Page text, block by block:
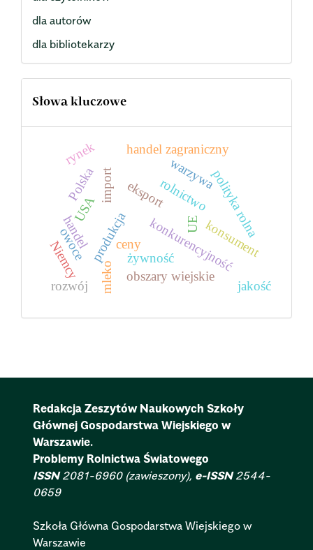
dla autorów
dla bibliotekarzy
Słowa kluczowe
rolnictwo
eksport
import
produkcja
Polska
handel zagraniczny
konkurencyjność
obszary wiejskie
ceny
polityka rolna
UE
handel
rynek
żywność konsument
owoce
mleko
rozwój
warzywa
jakość
USA
Niemcy
Redakcja Zeszytów Naukowych Szkoły
Głównej Gospodarstwa Wiejskiego w
Warszawie.
Problemy Rolnictwa Światowego
ISSN2081-6960 (zawieszony), e-ISSN2544-
0659
Szkoła Główna Gospodarstwa Wiejskiego w
Warszawie